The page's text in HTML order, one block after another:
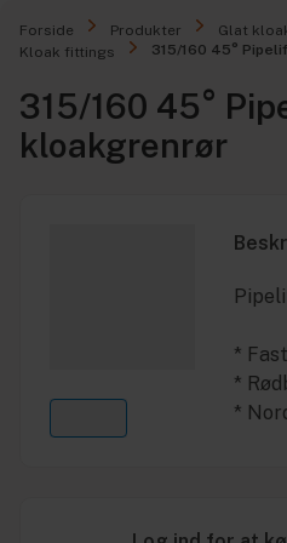
Forside Produkter
Glat
Kloak fittings
315/160 45°
315/160 45°
kloakgrenrør
*
*
*